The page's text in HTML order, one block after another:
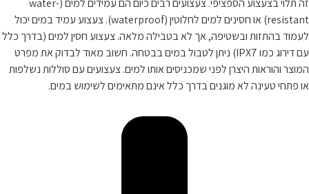
זה תלוי בצעצוע הספציפי. צעצועים רבים כיום הם עמידים למים (water-
resistant) או חסינים למים לחלוטין (waterproof). צעצוע עמיד במים יכול
לעמוד בהתזות ובשטיפה, אך לא בטבילה מלאה. צעצוע חסין למים (בדרך כלל
עם דירוג כמו IPX7) ניתן לטבול במים בבטחה. חשוב מאוד לבדוק את מפרט
המוצר והוראות היצרן לפני שמכניסים אותו למים. צעצועים עם סוללות נשלפות
או פתחי טעינה לא מוגנים בדרך כלל אינם מתאימים לשימוש במים.